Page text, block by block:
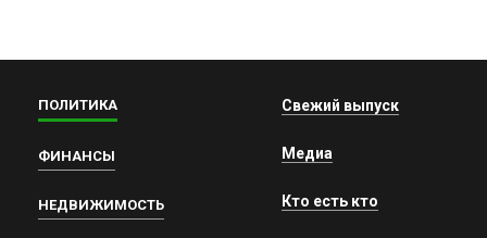
ПОЛИТИКА
ФИНАНСЫ
НЕДВИЖИМОСТЬ
Свежий выпуск
Медиа
Кто есть кто